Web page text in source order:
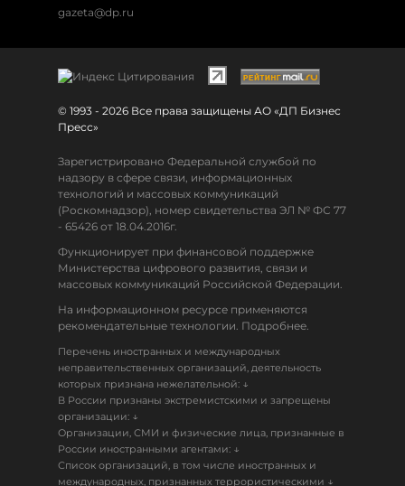
gazeta@dp.ru
© 1993 - 2026 Все права защищены АО «ДП Бизнес
Пресс»
Зарегистрировано Федеральной службой по
надзору в сфере связи, информационных
технологий и массовых коммуникаций
(Роскомнадзор), номер свидетельства ЭЛ № ФС 77
- 65426 от 18.04.2016г.
Функционирует при финансовой поддержке
Министерства цифрового развития, связи и
массовых коммуникаций Российской Федерации.
На информационном ресурсе применяются
рекомендательные технологии. Подробнее.
Перечень иностранных и международных
неправительственных организаций, деятельность
которых признана нежелательной: ↓
В России признаны экстремистскими и запрещены
организации: ↓
Организации, СМИ и физические лица, признанные в
России иностранными агентами: ↓
Список организаций, в том числе иностранных и
международных, признанных террористическими ↓